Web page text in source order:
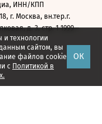
технологии
сайтом, вы
файлов cookie
с Политикой в
ОК
ИНН/КПП
г. Москва, вн.тер.г.
д. 3, стр. 1 1999—